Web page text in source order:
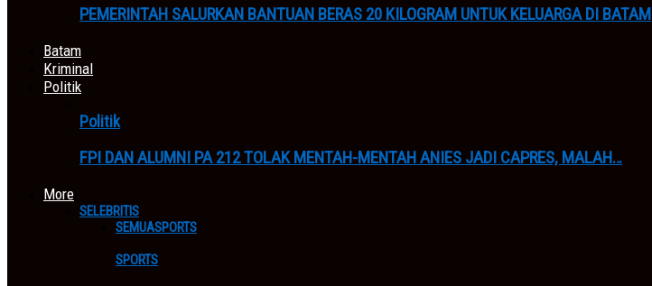
PEMERINTAH SALURKAN BANTUAN BERAS 20 KILOGRAM UNTUK KELUARGA DI BATAM
Batam
Kriminal
Politik
Politik
FPI DAN ALUMNI PA 212 TOLAK MENTAH-MENTAH ANIES JADI CAPRES, MALAH…
More
SELEBRITIS
SEMUASPORTS
SPORTS